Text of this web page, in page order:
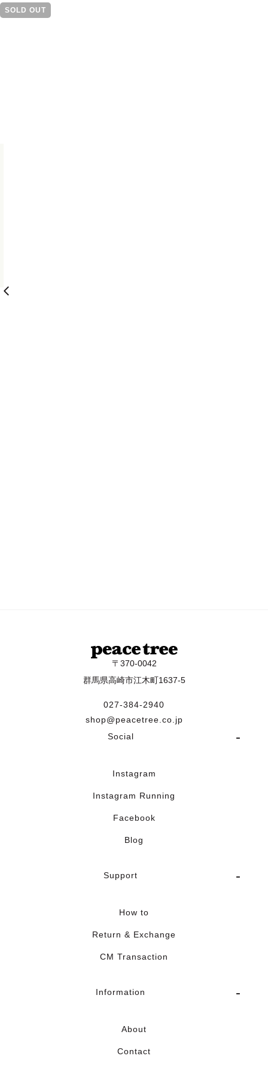
SOLD OUT
〒370-0042
群馬県高崎市江木町1637-5
027-384-2940
shop@peacetree.co.jp
Social
Instagram
Instagram Running
Facebook
Blog
Support
How to
Return & Exchange
CM Transaction
Information
About
Contact